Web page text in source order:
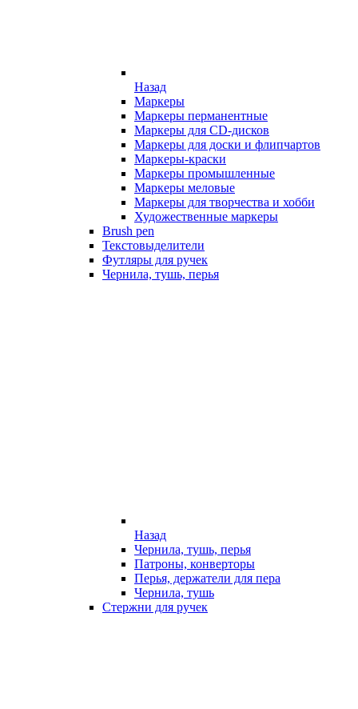
Назад
Маркеры
Маркеры перманентные
Маркеры для CD-дисков
Маркеры для доски и флипчартов
Маркеры-краски
Маркеры промышленные
Маркеры меловые
Маркеры для творчества и хобби
Художественные маркеры
Brush pen
Текстовыделители
Футляры для ручек
Чернила, тушь, перья
Назад
Чернила, тушь, перья
Патроны, конверторы
Перья, держатели для пера
Чернила, тушь
Стержни для ручек